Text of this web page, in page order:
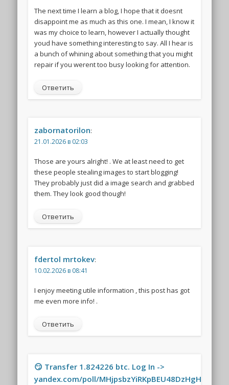
The next time I learn a blog, I hope that it doesnt
disappoint me as much as this one. I mean, I know it
was my choice to learn, however I actually thought
youd have something interesting to say. All I hear is
a bunch of whining about something that you might
repair if you werent too busy looking for attention.
Ответить
zabornatorilon:
21.01.2026 в 02:03
Those are yours alright! . We at least need to get
these people stealing images to start blogging!
They probably just did a image search and grabbed
them. They look good though!
Ответить
fdertol mrtokev:
10.02.2026 в 08:41
I enjoy meeting utile information , this post has got
me even more info! .
Ответить
😏 Transfer 1.824226 btc. Log In ->
yandex.com/poll/MHjpsbzYiRKpBEU48DzHgH?